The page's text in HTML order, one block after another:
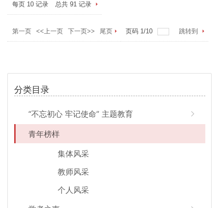
每页 10 记录 总共 91 记录
第一页 <<上一页 下一页>> 尾页 页码 1/10 跳转到
分类目录
“不忘初心 牢记使命” 主题教育
青年榜样
集体风采
教师风采
个人风采